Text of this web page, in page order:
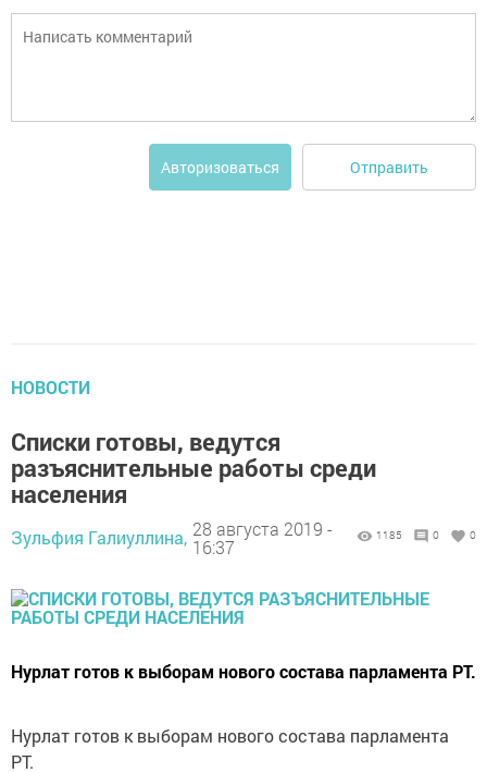
Авторизоваться Отправить
НОВОСТИ
Списки готовы, ведутся
разъяснительные работы среди
населения
Зульфия Галиуллина, 28 августа 2019 -
16:37
1185 0 0
Нурлат готов к выборам нового состава парламента РТ.
Нурлат готов к выборам нового состава парламента
РТ.